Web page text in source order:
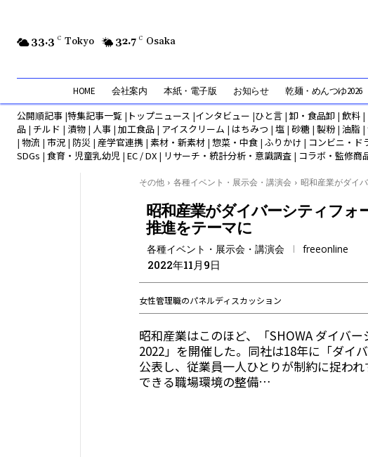
33.3 C Tokyo 32.7 C Osaka
HOME 会社案内 本紙・電子版 お知らせ 乾麺・めんつゆ2026
公開順記事 |特集記事一覧 | トップニュース |インタビュー |ひと言 |卸・食品卸 | 飲料 |
品 | チルド | 漬物 | 人事 | 加工食品 | アイスクリーム | はちみつ | 塩 | 砂糖 | 製粉| 油脂 |
| 物流 | 市況 | 防災 | 産学官連携 | 素材・新素材 | 惣菜・中食 | ふりかけ | コンビニ・ド
SDGs | 食育・児童乳幼児 | EC / DX | リサーチ・統計分析・意識調査 | コラボ・監修商
その他 各種イベント・展示会・講演会 昭和産業がダイ
昭和産業がダイバーシティフ
推進をテーマに
各種イベント・展示会・講演会 freeonline
2022年11月9日
女性管理職のパネルディスカッション
昭和産業はこのほど、「SHOWA ダイバー
2022」を開催した。同社は18年に「ダイ
公表し、従業員一人ひとりが制約に捉わ
できる職場環境の整備…